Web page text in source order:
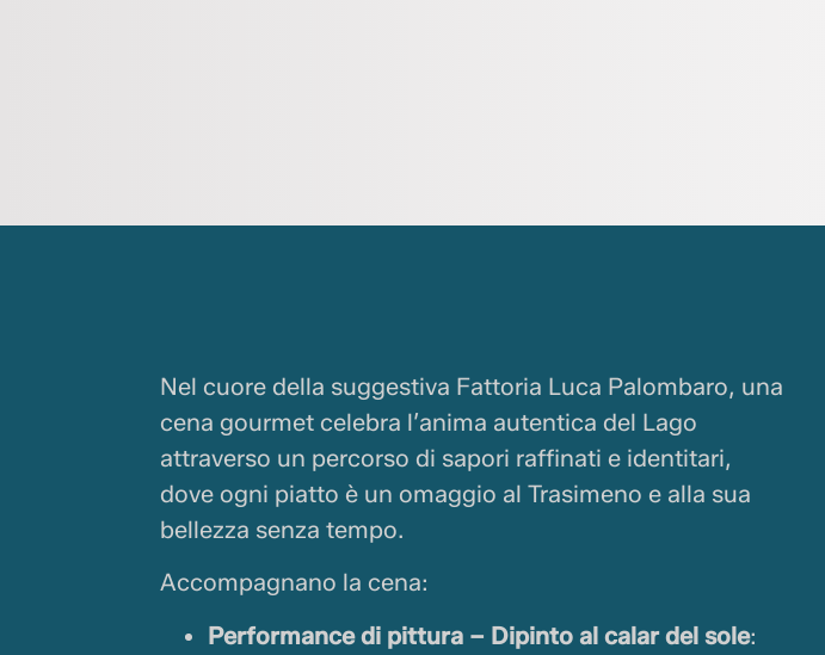
Nel cuore della suggestiva Fattoria Luca Palombaro, una
cena gourmet celebra l’anima autentica del Lago
attraverso un percorso di sapori raffinati e identitari,
dove ogni piatto è un omaggio al Trasimeno e alla sua
bellezza senza tempo.
Accompagnano la cena:
Performance di pittura – Dipinto al calar del sole: